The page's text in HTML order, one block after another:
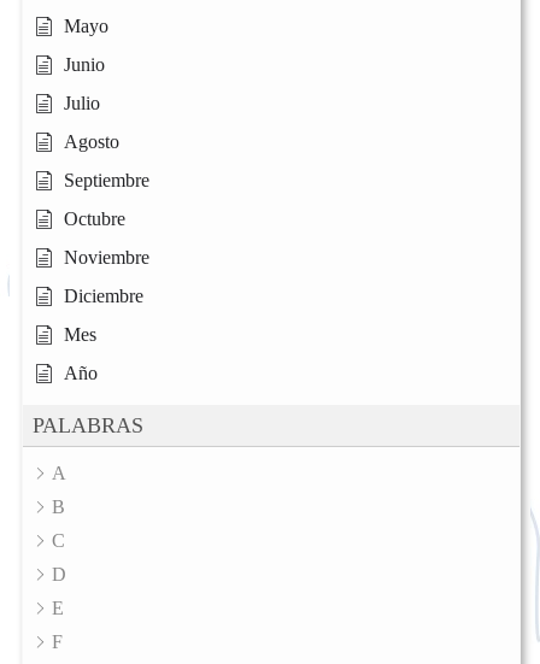
Mayo
Junio
Julio
Agosto
Septiembre
Octubre
Noviembre
Diciembre
Mes
Año
PALABRAS
A
B
C
D
E
F